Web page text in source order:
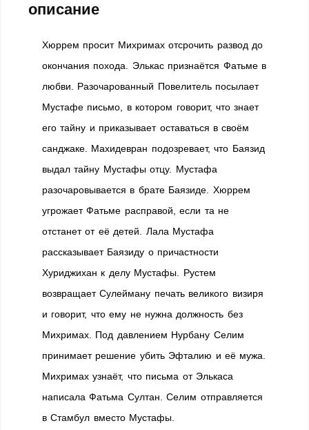
описание
Хюррем просит Михримах отсрочить развод до
окончания похода. Элькас признаётся Фатьме в
любви. Разочарованный Повелитель посылает
Мустафе письмо, в котором говорит, что знает
его тайну и приказывает оставаться в своём
санджаке. Махидевран подозревает, что Баязид
выдал тайну Мустафы отцу. Мустафа
разочаровывается в брате Баязиде. Хюррем
угрожает Фатьме расправой, если та не
отстанет от её детей. Лала Мустафа
рассказывает Баязиду о причастности
Хуриджихан к делу Мустафы. Рустем
возвращает Сулейману печать великого визиря
и говорит, что ему не нужна должность без
Михримах. Под давлением Нурбану Селим
принимает решение убить Эфталию и её мужа.
Михримах узнаёт, что письма от Элькаса
написала Фатьма Султан. Селим отправляется
в Стамбул вместо Мустафы.